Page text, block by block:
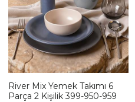
River Mix Yemek Takımı 6
Parça 2 Kişilik 399-950-959